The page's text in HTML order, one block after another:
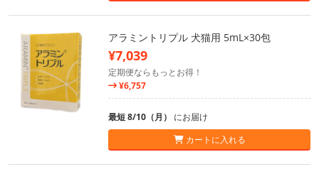
アラミントリプル 犬猫用 5mL×30包
¥7,039
定期便ならもっとお得！
¥6,757
最短 8/10（月） にお届け
カートに入れる